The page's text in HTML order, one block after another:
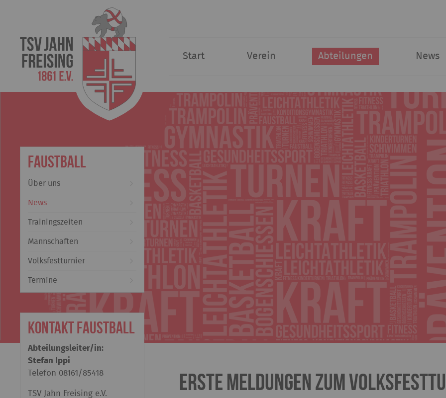
Start Verein Abteilungen News
Faustball
Über uns
News
Trainingszeiten
Mannschaften
Volksfestturnier
Termine
Kontakt Faustball
Abteilungsleiter/in:
Stefan Ippi
Telefon 08161/85418
TSV Jahn Freising e.V.
Erste Meldungen zum